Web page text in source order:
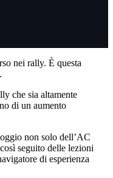
nei rally. È questa
che sia altamente
di un aumento
non solo dell’AC
seguito delle lezioni
di esperienza